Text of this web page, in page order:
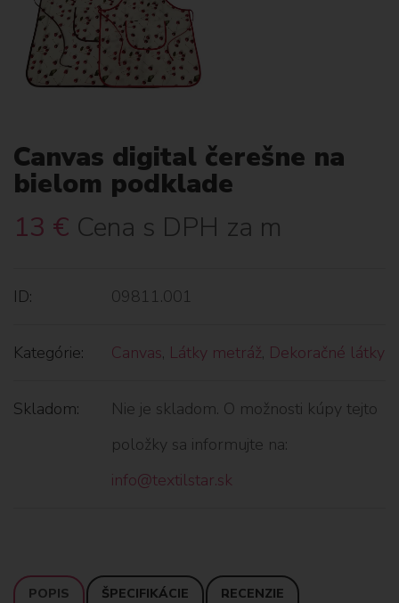
Canvas digital čerešne na
bielom podklade
13 € Cena s DPH za m
ID: 09811.001
Kategórie: Canvas, Látky metráž, Dekoračné látky
Skladom:
Nie je skladom. O možnosti kúpy tejto
položky sa informujte na:
info@textilstar.sk
POPIS ŠPECIFIKÁCIE RECENZIE